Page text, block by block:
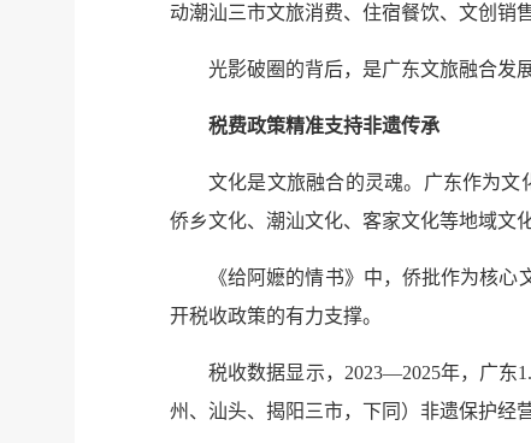
动潮汕三市文旅消费、住宿餐饮、文创销
光影破圈的背后，是广东文旅融合发
税费政策精准支持非遗传承
文化是文旅融合的灵魂。广东作为文
侨乡文化、潮汕文化、客家文化等地域文
《给阿嬷的情书》中，侨批作为核
开税收政策的有力支撑。
税收数据显示，2023—2025年，广东
州、汕头、揭阳三市，下同）非遗保护经